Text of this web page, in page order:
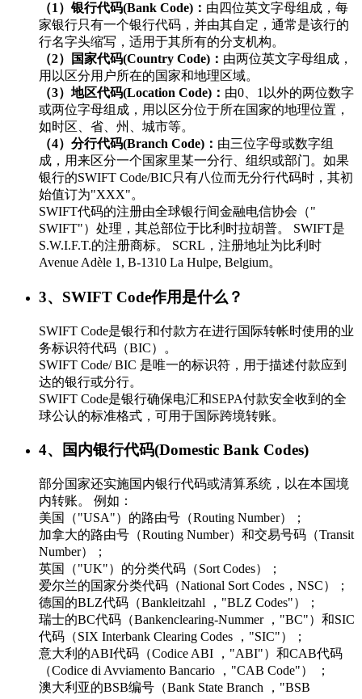
（1）银行代码(Bank Code)： 由四位英文字母组成，每
家银行只有一个银行代码，并由其自定，通常是该行的
行名字头缩写，适用于其所有的分支机构。
（2）国家代码(Country Code)： 由两位英文字母组成，
用以区分用户所在的国家和地理区域。
（3）地区代码(Location Code)： 由0、1以外的两位数字
或两位字母组成，用以区分位于所在国家的地理位置，
如时区、省、州、城市等。
（4）分行代码(Branch Code)： 由三位字母或数字组
成，用来区分一个国家里某一分行、组织或部门。如果
银行的SWIFT Code/BIC只有八位而无分行代码时，其初
始值订为"XXX"。
SWIFT代码的注册由全球银行间金融电信协会（"
SWIFT"）处理，其总部位于比利时拉胡普。 SWIFT是
S.W.I.F.T.的注册商标。 SCRL，注册地址为比利时
Avenue Adèle 1, B-1310 La Hulpe, Belgium。
3、SWIFT Code作用是什么？
SWIFT Code是银行和付款方在进行国际转帐时使用的业
务标识符代码（BIC）。
SWIFT Code/ BIC 是唯一的标识符，用于描述付款应到
达的银行或分行。
SWIFT Code是银行确保电汇和SEPA付款安全收到的全
球公认的标准格式，可用于国际跨境转账。
4、国内银行代码(Domestic Bank Codes)
部分国家还实施国内银行代码或清算系统，以在本国境
内转账。 例如：
美国（"USA"）的路由号（Routing Number）；
加拿大的路由号（Routing Number）和交易号码（Transit
Number）；
英国（"UK"）的分类代码（Sort Codes）；
爱尔兰的国家分类代码（National Sort Codes，NSC）；
德国的BLZ代码（Bankleitzahl ，"BLZ Codes"）；
瑞士的BC代码（Bankenclearing-Nummer ，"BC"）和SIC
代码（SIX Interbank Clearing Codes ，"SIC"）；
意大利的ABI代码（Codice ABI ，"ABI"）和CAB代码
（Codice di Avviamento Bancario ，"CAB Code"） ；
澳大利亚的BSB编号（Bank State Branch ，"BSB